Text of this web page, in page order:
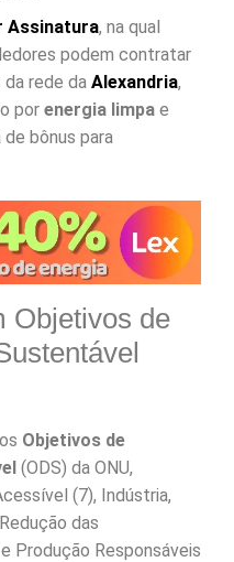
Assinatura, na qual
podem contratar
rede da Alexandria,
por energia limpa e
bônus para
Objetivos de
Objetivos de
(ODS) da ONU,
(7), Indústria,
das
Produção Responsáveis